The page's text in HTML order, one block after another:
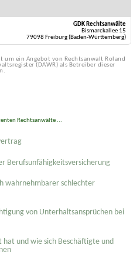
GDK Rechtsanwälte
Bismarckallee 15
79098 Freiburg (Baden-Württemberg)
um ein Angebot von Rechtsanwalt Roland
(DAWR) als Betreiber dieser
Rechtsanwälte ...
Berufsunfähigkeitsversicherung
wahrnehmbarer schlechter
von Unterhaltsansprüchen bei
und wie sich Beschäftigte und